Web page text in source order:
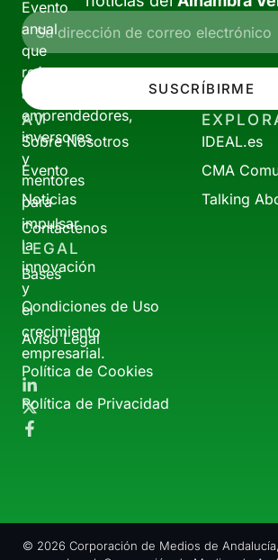
Evento
anual
que
reúne
a
emprendedores,
inversores
y
mentores
para
impulsar
la
innovación
y
el
crecimiento
empresarial.
SUSCRÍBIRME
AV
Sobre Nosotros
Evento
Noticias
Contáctenos
IDEAL.es
CMA
Talking
LEGAL
Bases
Condiciones de Uso
Aviso Legal
Política de Cookies
Política de Privacidad
© 2026 Corporación de Medios de